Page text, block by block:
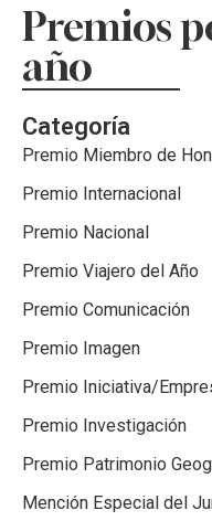
Premios
año
Categoría
Premio Miembro de
Premio Internacional
Premio Nacional
Premio Viajero del Año
Premio Comunicación
Premio Imagen
Premio Iniciativa/
Premio Investigación
Premio Patrimonio
Mención Especial del